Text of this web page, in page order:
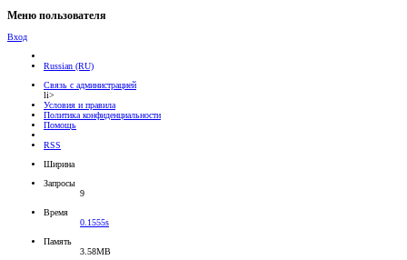
Меню пользователя
Вход
Russian (RU)
Связь с администрацией
li>
Условия и правила
Политика конфиденциальности
Помощь
RSS
Ширина
Запросы
9
Время
0.1555s
Память
3.58MB